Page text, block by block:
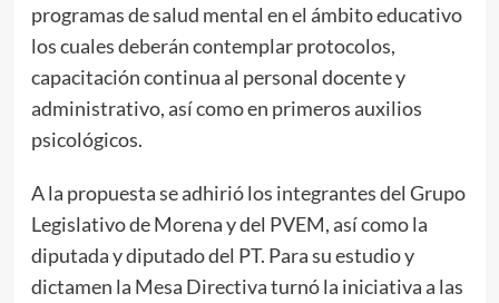
programas de salud mental en el ámbito educativo
los cuales deberán contemplar protocolos,
capacitación continua al personal docente y
administrativo, así como en primeros auxilios
psicológicos.
A la propuesta se adhirió los integrantes del Grupo
Legislativo de Morena y del PVEM, así como la
diputada y diputado del PT. Para su estudio y
dictamen la Mesa Directiva turnó la iniciativa a las